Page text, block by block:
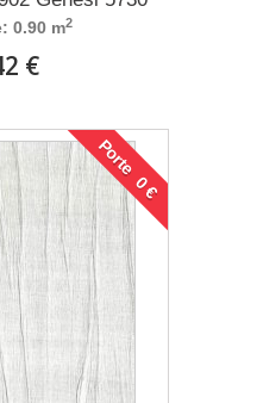
0.90 m2
€
Porte 0 €